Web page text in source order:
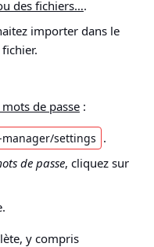
des fichiers….
importer dans le
de passe :
settings .
de passe, cliquez sur
y compris